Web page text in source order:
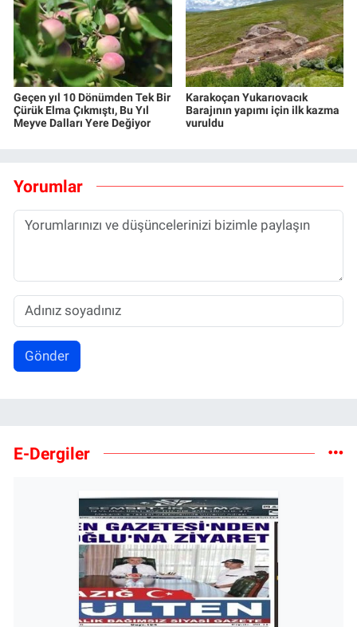
Geçen yıl 10 Dönümden Tek Bir
Çürük Elma Çıkmıştı, Bu Yıl
Meyve Dalları Yere Değiyor
Karakoçan Yukarıovacık
Barajının yapımı için ilk kazma
vuruldu
Yorumlar
Gönder
E-Dergiler